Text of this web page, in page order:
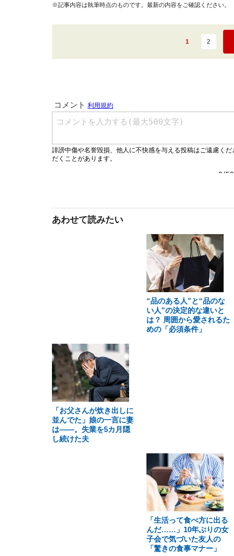
※記事内容は執筆時点のものです。最新の内容をご確認ください。
1 2
あわせて読みたい
“品のある人”と“品のな
い人”の決定的な違いと
は？ 周囲から愛されるた
めの「必須条件」
「お父さんが炊き出しに
並んでた」娘の一言に妻
は――。失業を5カ月隠
し続けた夫
「生活って食べ方に出る
んだ……」10年ぶりの女
子会で気づいた友人の
「驚きの食事マナー」